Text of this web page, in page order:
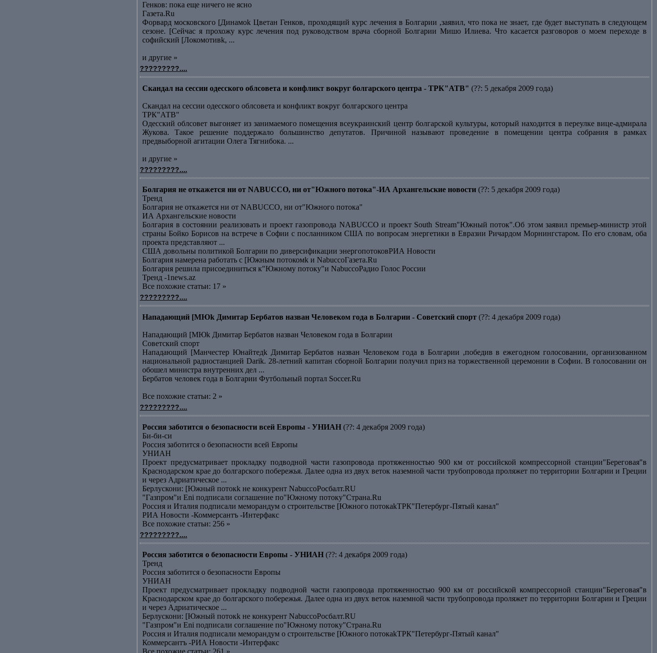
Генков: пока еще ничего не ясно
Газета.Ru
Форвард московского [Динамоk Цветан Генков, проходящий курс лечения в Болгарии ,заявил, что пока не знает, где будет выступать в следующем
сезоне. [Сейчас я прохожу курс лечения под руководством врача сборной Болгарии Мишо Илиева. Что касается разговоров о моем переходе в
софийский [Локомотивk, ...
и другие »
?????????....
Скандал на сессии одесского облсовета и конфликт вокруг болгарского центра - ТРК"АТВ" (??: 5 декабря 2009 года)
Скандал на сессии одесского облсовета и конфликт вокруг болгарского центра
ТРК"АТВ"
Одесский облсовет выгоняет из занимаемого помещения всеукраинский центр болгарской культуры, который находится в переулке вице-адмирала
Жукова. Такое решение поддержало большинство депутатов. Причиной называют проведение в помещении центра собрания в рамках
предвыборной агитации Олега Тягнибока. ...
и другие »
?????????....
Болгария не откажется ни от NABUCCO, ни от"Южного потока"-ИА Архангельские новости (??: 5 декабря 2009 года)
Тренд
Болгария не откажется ни от NABUCCO, ни от"Южного потока"
ИА Архангельские новости
Болгария в состоянии реализовать и проект газопровода NABUCCO и проект South Stream"Южный поток".Об этом заявил премьер-министр этой
страны Бойко Борисов на встрече в Софии с посланником США по вопросам энергетики в Евразии Ричардом Морнингстаром. По его словам, оба
проекта представляют ...
США довольны политикой Болгарии по диверсификации энергопотоковРИА Новости
Болгария намерена работать с [Южным потокомk и NabuccoГазета.Ru
Болгария решила присоединиться к"Южному потоку"и NabuccoРадио Голос России
Тренд -1news.az
Все похожие статьи: 17 »
?????????....
Нападающий [МЮk Димитар Бербатов назван Человеком года в Болгарии - Советский спорт (??: 4 декабря 2009 года)
Нападающий [МЮk Димитар Бербатов назван Человеком года в Болгарии
Советский спорт
Нападающий [Манчестер Юнайтедk Димитар Бербатов назван Человеком года в Болгарии ,победив в ежегодном голосовании, организованном
национальной радиостанцией Darik. 28-летний капитан сборной Болгарии получил приз на торжественной церемонии в Софии. В голосовании он
обошел министра внутренних дел ...
Бербатов человек года в Болгарии Футбольный портал Soccer.Ru
Все похожие статьи: 2 »
?????????....
Россия заботится о безопасности всей Европы - УНИАН (??: 4 декабря 2009 года)
Би-би-си
Россия заботится о безопасности всей Европы
УНИАН
Проект предусматривает прокладку подводной части газопровода протяженностью 900 км от российской компрессорной станции"Береговая"в
Краснодарском крае до болгарского побережья. Далее одна из двух веток наземной части трубопровода проляжет по территории Болгарии и Греции
и через Адриатическое ...
Берлускони: [Южный потокk не конкурент NabuccoРосбалт.RU
"Газпром"и Еni подписали соглашение по"Южному потоку"Страна.Ru
Россия и Италия подписали меморандум о строительстве [Южного потокаkТРК"Петербург-Пятый канал"
РИА Новости -Коммерсантъ -Интерфакс
Все похожие статьи: 256 »
?????????....
Россия заботится о безопасности Европы - УНИАН (??: 4 декабря 2009 года)
Тренд
Россия заботится о безопасности Европы
УНИАН
Проект предусматривает прокладку подводной части газопровода протяженностью 900 км от российской компрессорной станции"Береговая"в
Краснодарском крае до болгарского побережья. Далее одна из двух веток наземной части трубопровода проляжет по территории Болгарии и Греции
и через Адриатическое ...
Берлускони: [Южный потокk не конкурент NabuccoРосбалт.RU
"Газпром"и Еni подписали соглашение по"Южному потоку"Страна.Ru
Россия и Италия подписали меморандум о строительстве [Южного потокаkТРК"Петербург-Пятый канал"
Коммерсантъ -РИА Новости -Интерфакс
Все похожие статьи: 261 »